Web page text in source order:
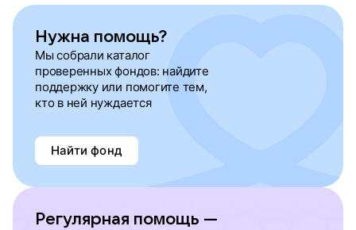
Нужна помощь?
Мы собрали каталог
проверенных фондов: найдите
поддержку или помогите тем,
кто в ней нуждается
Найти фонд
Регулярная помощь —